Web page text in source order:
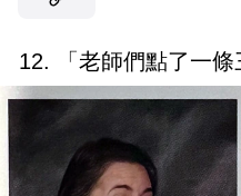
12. 「老師們點了一條